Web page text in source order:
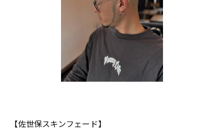
【佐世保スキンフェード】